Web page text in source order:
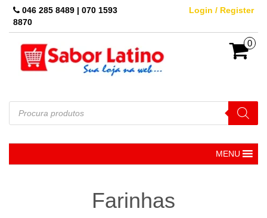
Skip
046 285 8489 | 070 1593
8870
Login / Register
0
Pesquisar
produtos
MENU
Farinhas